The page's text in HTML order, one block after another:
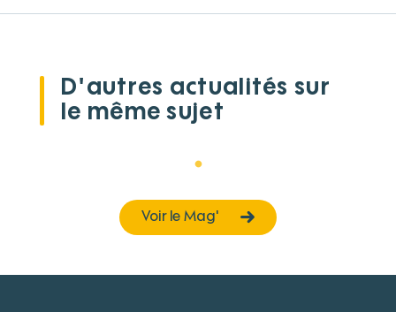
D'autres actualités sur
le même sujet
Voir le Mag'